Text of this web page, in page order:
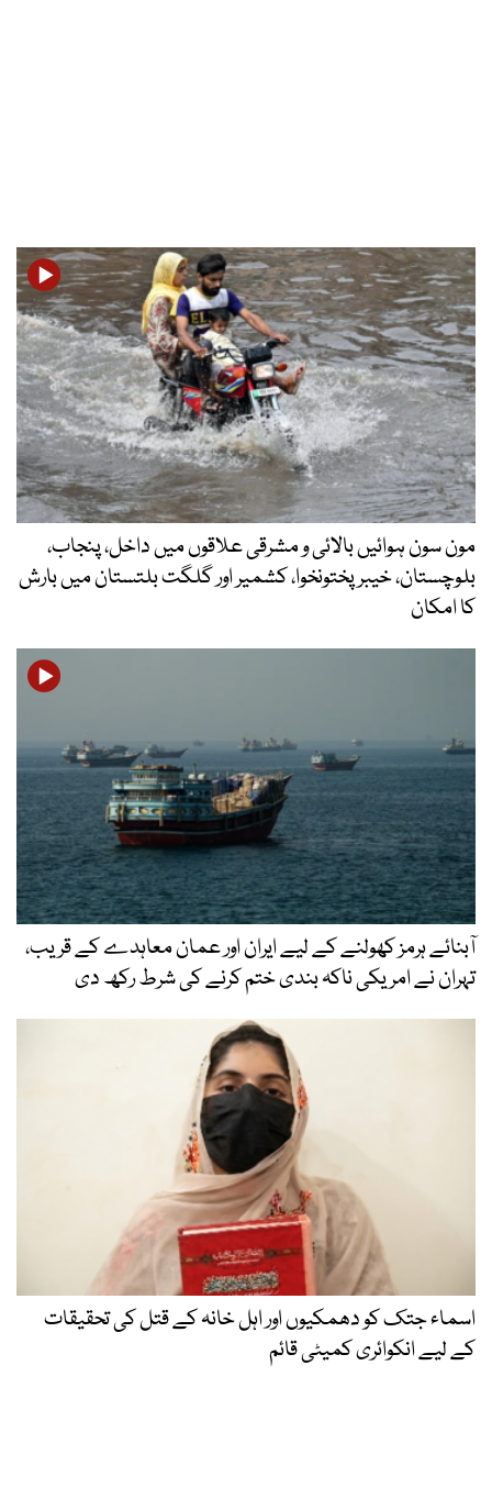
مون سون ہوائیں بالائی و مشرقی علاقوں میں داخل، پنجاب،
بلوچستان، خیبرپختونخوا، کشمیر اور گلگت بلتستان میں بارش
کا امکان
آبنائے ہرمز کھولنے کے لیے ایران اور عمان معاہدے کے قریب،
تہران نے امریکی ناکہ بندی ختم کرنے کی شرط رکھ دی
اسماء جتک کو دھمکیوں اور اہل خانہ کے قتل کی تحقیقات
کے لیے انکوائری کمیٹی قائم